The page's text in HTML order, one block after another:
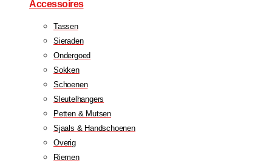
Accessoires
Tassen
Sieraden
Ondergoed
Sokken
Schoenen
Sleutelhangers
Petten & Mutsen
Sjaals & Handschoenen
Overig
Riemen